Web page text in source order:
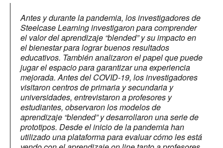
Antes y durante la pandemia, los investigadores de
Steelcase Learning investigaron para comprender
el valor del aprendizaje “blended” y su impacto en
el bienestar para lograr buenos resultados
educativos. También analizaron el papel que puede
jugar el espacio para garantizar una experiencia
mejorada. Antes del COVID-19, los investigadores
visitaron centros de primaria y secundaria y
universidades, entrevistaron a profesores y
estudiantes, observaron los modelos de
aprendizaje “blended” y desarrollaron una serie de
prototipos. Desde el inicio de la pandemia han
utilizado una plataforma para evaluar cómo les está